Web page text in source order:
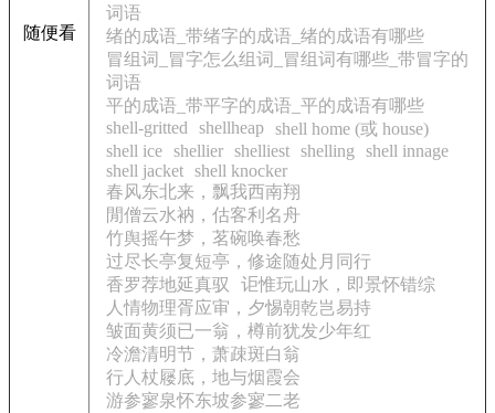
随便看
词语
绪的成语_带绪字的成语_绪的成语有哪些
冒组词_冒字怎么组词_冒组词有哪些_带冒字的
词语
平的成语_带平字的成语_平的成语有哪些
shell-gritted
shellheap shell home (或 house)
shell ice shellier shelliest shelling
shell innage
shell jacket shell knocker
春风东北来，飘我西南翔
閒僧云水衲，估客利名舟
竹舆摇午梦，茗碗唤春愁
过尽长亭复短亭，修途随处月同行
香罗荐地延真驭
讵惟玩山水，即景怀错综
人情物理胥应审，夕惕朝乾岂易持
皱面黄须已一翁，樽前犹发少年红
冷澹清明节，萧疎斑白翁
行人杖屦底，地与烟霞会
游参寥泉怀东坡参寥二老